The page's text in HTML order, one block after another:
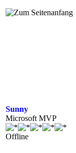
Sunny
Microsoft MVP
Offline